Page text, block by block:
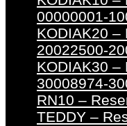
00000001-
KODIAK20 –
20022500-
KODIAK30 –
30008974-
RN10 –
TEDDY –